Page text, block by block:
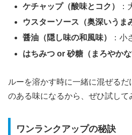
ケチャップ（酸味とコク）
：
ウスターソース（奥深いうま
醤油（隠し味の和風味）
：小
はちみつ or 砂糖（まろやかな
ルーを溶かす時に一緒に混ぜる
のある味になるから、ぜひ試して
ワンランクアップの秘訣